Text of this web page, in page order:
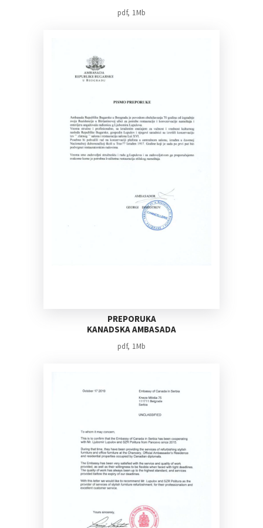
pdf, 1Mb
PREPORUKA
KANADSKA AMBASADA
pdf, 1Mb